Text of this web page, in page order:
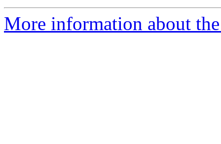
More information about